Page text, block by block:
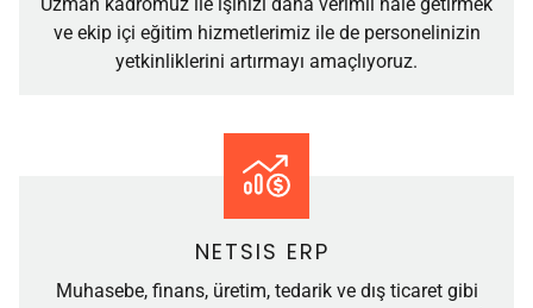
ve ekip içi eğitim hizmetlerimiz ile de personelinizin
yetkinliklerini artırmayı amaçlıyoruz.
NETSIS ERP
Muhasebe, finans, üretim, tedarik ve dış ticaret gibi